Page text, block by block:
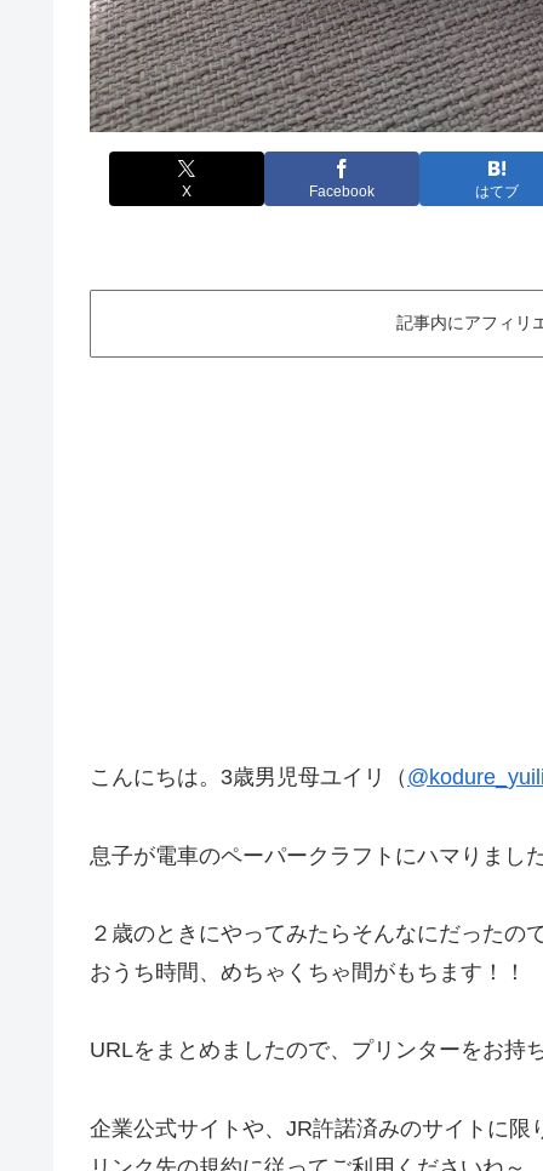
X Facebook はてブ
記事内にアフィリ
こんにちは。3歳男児母ユイリ（
息子が電車のペーパークラフトにハマりまし
２歳のときにやってみたらそんなにだったの
おうち時間、めちゃくちゃ間がもちます！！
URLをまとめましたので、プリンターをお持
企業公式サイトや、JR許諾済みのサイトに限